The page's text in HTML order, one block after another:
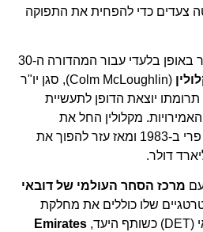
כדי להפחית את התפוקה
פרס הפנינה היוקרתי שנוצר באופן בלעדי עבור המהדורה ה-30
(Colm McLoughlin), סגן יו"ר
יוצאת הדופן לתעשיית
מקלולין החל את
הקריירה שלו בדובאי דיוטי פרי ב-1983 ומאז עזר להפוך את
מרכז הסחר העולמי של דובאי
שלו כוללים את מחלקת
Emirates